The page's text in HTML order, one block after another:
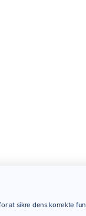
at sikre dens korrekte